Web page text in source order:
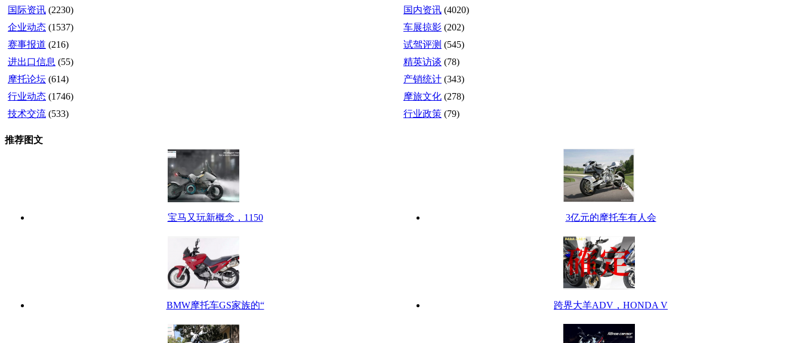
国际资讯 (2230) 国内资讯 (4020)
企业动态 (1537) 车展掠影 (202)
赛事报道 (216) 试驾评测 (545)
进出口信息 (55) 精英访谈 (78)
摩托论坛 (614) 产销统计 (343)
行业动态 (1746) 摩旅文化 (278)
技术交流 (533) 行业政策 (79)
推荐图文
宝马又玩新概念，1150 3亿元的摩托车有人会
BMW摩托车GS家族的“ 跨界大羊ADV，HONDA V